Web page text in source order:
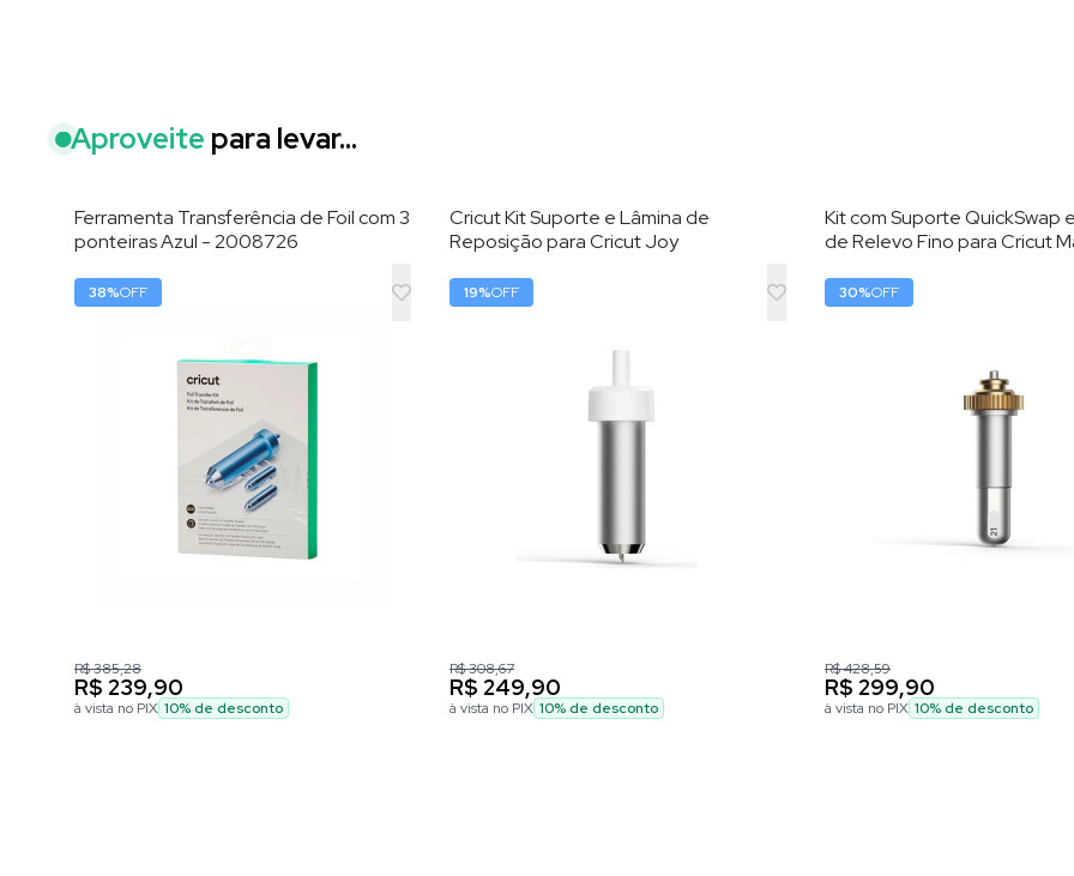
Aproveite para levar...
Ferramenta Transferência de Foil com 3
ponteiras Azul - 2008726
38%OFF
R$ 385,28
R$ 239,90
à vista no PIX 10% de desconto
Cricut Kit Suporte e Lâmina de
Reposição para Cricut Joy
19%OFF
R$ 308,67
R$ 249,90
à vista no PIX 10% de desconto
Kit com Suporte QuickSwap
de Relevo Fino para Cricut
30%OFF
R$ 428,59
R$ 299,90
à vista no PIX 10% de desconto